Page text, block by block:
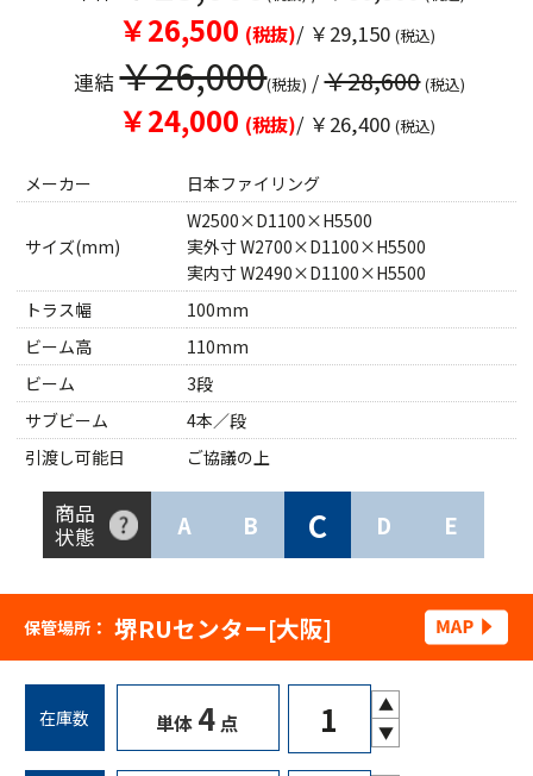
￥26,500 (税抜)/ ￥29,150 (税込)
連結￥26,000(税抜) /￥28,600 (税込)
￥24,000 (税抜)/ ￥26,400 (税込)
メーカー 日本ファイリング
サイズ(mm)
W2500×D1100×H5500
実外寸 W2700×D1100×H5500
実内寸 W2490×D1100×H5500
トラス幅
100mm
ビーム高
110mm
ビーム
3段
サブビーム
4本／段
引渡し可能日
ご協議の上
商品
状態
A B C D E
保管場所： 堺RUセンター[大阪]
在庫数 単体 4 点
▲
▼